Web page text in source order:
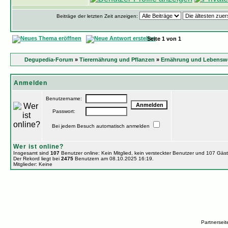
Beiträge der letzten Zeit anzeigen:
Seite 1 von 1
Degupedia-Forum » Tierernährung und Pflanzen » Ernährung und
Anmelden
Benutzername:
Passwort:
Bei jedem Besuch automatisch anmelden
Wer ist online?
Insgesamt sind 107Benutzer online: Kein Mitglied, kein versteckter Benutzer und 107
Der Rekord liegt bei 2475Benutzern am 08.10.2025 16:19.
Mitglieder: Keine